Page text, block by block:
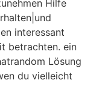
Hilfe
interessant
betrachten. ein
Lösung
du vielleicht